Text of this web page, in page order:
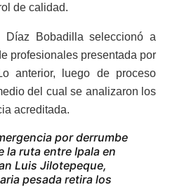
de calidad.
Díaz Bobadilla seleccionó a
profesionales presentada por
anterior, luego de proceso
del cual se analizaron los
acreditada.
por derrumbe
la ruta entre Ipala en
Luis Jilotepeque,
pesada retira los